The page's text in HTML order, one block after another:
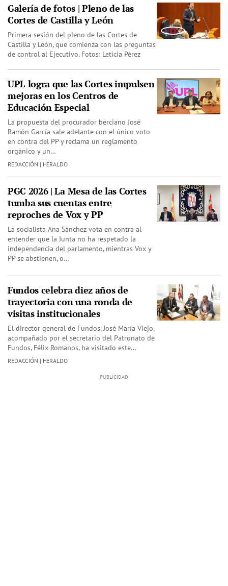
Galería de fotos | Pleno de las
Cortes de Castilla y León
Primera sesión del pleno de las Cortes de
Castilla y León, que comienza con las preguntas
de control al Ejecutivo. Fotos: Leticia Pérez
UPL logra que las Cortes impulsen
mejoras en los Centros de
Educación Especial
La propuesta del procurador berciano José
Ramón García sale adelante con el único voto
en contra del PP y reclama un reglamento
orgánico y un…
REDACCIÓN | HERALDO
PGC 2026 | La Mesa de las Cortes
tumba sus cuentas entre
reproches de Vox y PP
La socialista Ana Sánchez vota en contra al
entender que la Junta no ha respetado la
independencia del parlamento, mientras Vox y
PP se abstienen, o…
Fundos celebra diez años de
trayectoria con una ronda de
visitas institucionales
El director general de Fundos, José María Viejo,
acompañado por el secretario del Patronato de
Fundos, Félix Romanos, ha visitado este…
REDACCIÓN | HERALDO